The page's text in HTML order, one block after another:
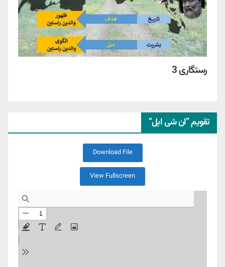
رستگاری 3
تقویم ”ان شی ایل“
Download File
View Fullscreen